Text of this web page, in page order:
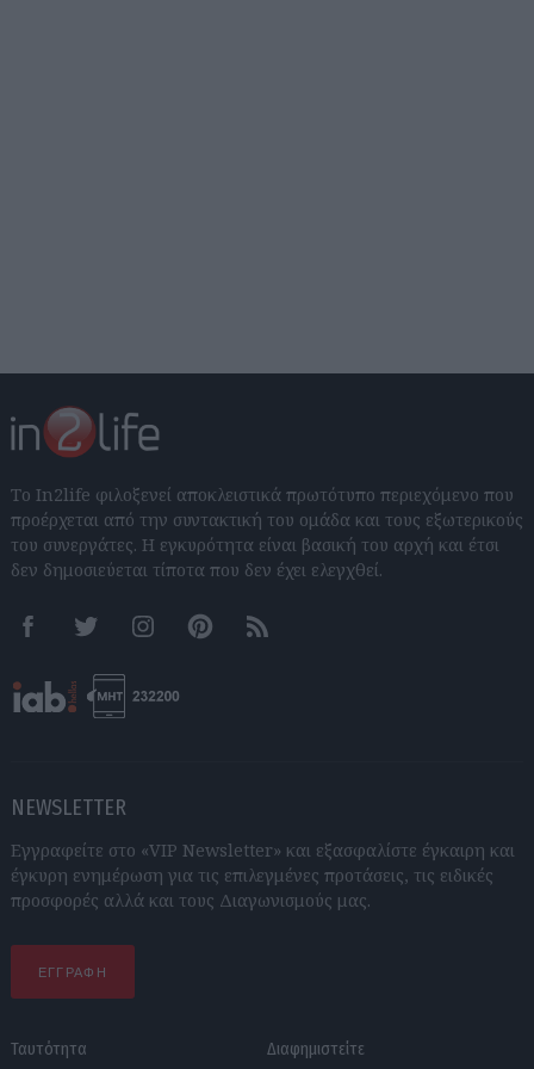
Το In2life φιλοξενεί αποκλειστικά πρωτότυπο περιεχόμενο που
προέρχεται από την συντακτική του ομάδα και τους εξωτερικούς
του συνεργάτες. Η εγκυρότητα είναι βασική του αρχή και έτσι
δεν δημοσιεύεται τίποτα που δεν έχει ελεγχθεί.
FacebookTwitter InstagramPinterestRSS feeds
NEWSLETTER
Εγγραφείτε στο «VIP Newsletter» και εξασφαλίστε έγκαιρη και
έγκυρη ενημέρωση για τις επιλεγμένες προτάσεις, τις ειδικές
προσφορές αλλά και τους Διαγωνισμούς μας.
ΕΓΓΡΑΦΗ
Ταυτότητα Διαφημιστείτε